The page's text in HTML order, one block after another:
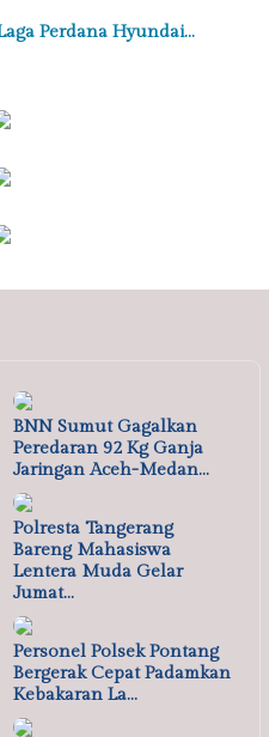
Perdana Hyundai…
BNN Sumut Gagalkan
Peredaran 92 Kg Ganja
Jaringan Aceh-Medan…
Polresta Tangerang
Bareng Mahasiswa
Lentera Muda Gelar
Jumat…
Personel Polsek Pontang
Bergerak Cepat Padamkan
Kebakaran La…